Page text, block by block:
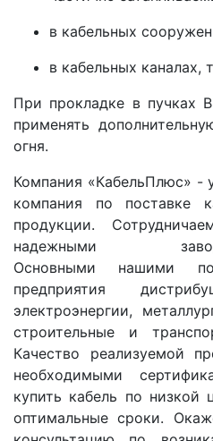
в кабельных
в кабельных каналах,
При прокладке в пучках
применять
огня.
Компания «КабельПлюс» -
компания по поставке
продукции.
надежными
Основными нашими
предприятия
электроэнергии,
строительные и
Качество реализуемой
необходимыми
купить кабель по низкой
оптимальные сроки.